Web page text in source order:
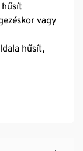
hűsít
vagy
hűsít,